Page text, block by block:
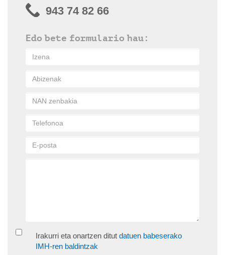
943 74 82 66
Edo bete formulario hau:
Irakurri eta onartzen ditut datuen babeserako
IMH-ren baldintzak